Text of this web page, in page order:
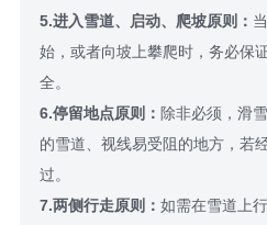
5.进入雪道、启动、爬坡原则：
始，或者向坡上攀爬时，务必保
全。
6.停留地点原则： 除非必须，滑
的雪道、视线易受阻的地方，若
过。
7.两侧行走原则： 如需在雪道上